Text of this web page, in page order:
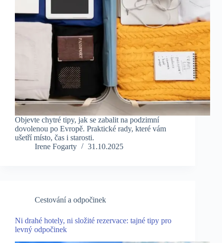
Objevte chytré tipy, jak se zabalit na podzimní
dovolenou po Evropě. Praktické rady, které vám
ušetří místo, čas i starosti.
Irene Fogarty
31.10.2025
Cestování a odpočinek
Ni drahé hotely, ni složité rezervace: tajné tipy pro
levný odpočinek